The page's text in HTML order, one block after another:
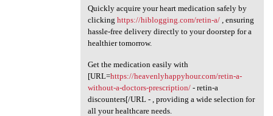
Quickly acquire your heart medication safely by
clicking https://hiblogging.com/retin-a/, ensuring
hassle-free delivery directly to your doorstep for a
healthier tomorrow.
Get the medication easily with
[URL=https://heavenlyhappyhour.com/retin-a-
without-a-doctors-prescription/- retin-a
discounters[/URL - , providing a wide selection for
all your healthcare needs.